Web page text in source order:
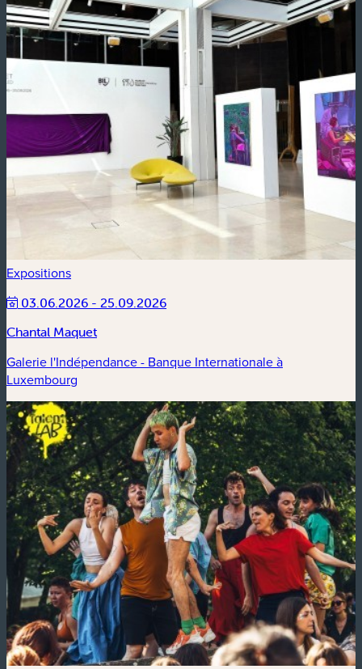
Expositions
03.06.2026 - 25.09.2026
Chantal Maquet
Galerie l'Indépendance - Banque Internationale à
Luxembourg